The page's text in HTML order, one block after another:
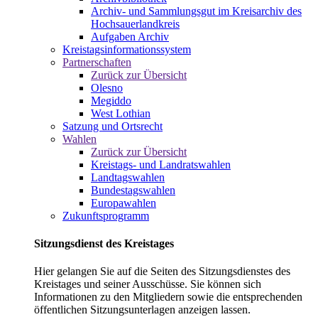
Archiv- und Sammlungsgut im Kreisarchiv des
Hochsauerlandkreis
Aufgaben Archiv
Kreistagsinformationssystem
Partnerschaften
Zurück zur Übersicht
Olesno
Megiddo
West Lothian
Satzung und Ortsrecht
Wahlen
Zurück zur Übersicht
Kreistags- und Landratswahlen
Landtagswahlen
Bundestagswahlen
Europawahlen
Zukunftsprogramm
Sitzungsdienst des Kreistages
Hier gelangen Sie auf die Seiten des Sitzungsdienstes des
Kreistages und seiner Ausschüsse. Sie können sich
Informationen zu den Mitgliedern sowie die entsprechenden
öffentlichen Sitzungsunterlagen anzeigen lassen.